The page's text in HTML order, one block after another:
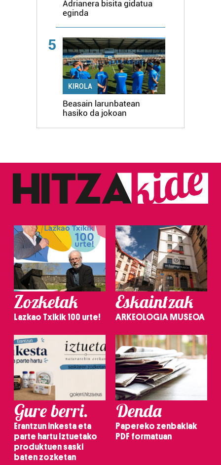
Adrianera bisita gidatua
eginda
5
KIROLA
Beasain larunbatean
hasiko da jokoan
Zozketak
Lazkao Txikik 100 urte!
Eskaintzak
ARKEOLOGIA MUSEOA
Gure berri.
Erantzun inkesta eta
parte hartu Iztuetako
produktuen saski
baten zozketan
Denda
Papereko zenbakiak
PDF formatuan